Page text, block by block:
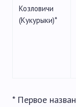
Козловичи
(Кукурыки)*
* Первое